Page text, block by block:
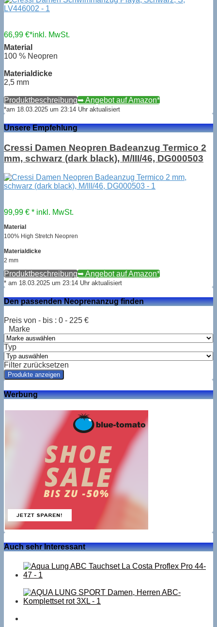
66,99 €*inkl. MwSt.
Material
100 % Neopren
Materialdicke
2,5 mm
Produktbeschreibung➥ Angebot auf Amazon*
*am 18.03.2025 um 23:14 Uhr aktualisiert
Unsere Empfehlung
Cressi Damen Neopren Badeanzug Termico 2
mm, schwarz (dark black), M/III/46, DG000503
99,99 € * inkl. MwSt.
Material
100% High Stretch Neopren
Materialdicke
2 mm
Produktbeschreibung➥ Angebot auf Amazon*
* am 18.03.2025 um 23:14 Uhr aktualisiert
Den passenden Neoprenanzug finden
Preis von - bis : 0 - 225 €
Marke
Typ
Filter zurücksetzen
Werbung
Auch sehr Interessant